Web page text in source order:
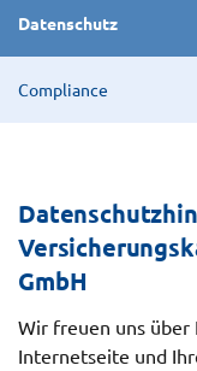
Datenschutz
Compliance
GmbH
Wir freuen uns über
Internetseite und